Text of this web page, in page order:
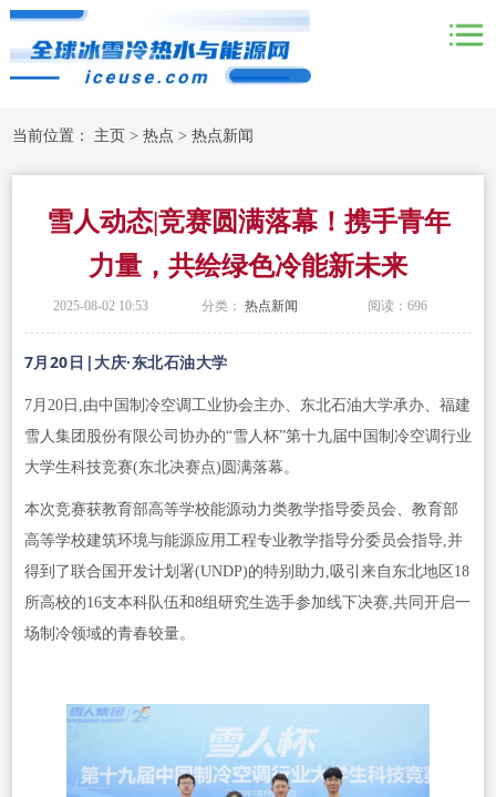
当前位置： 主页 >热点 >热点新闻
雪人动态|竞赛圆满落幕！携手青年
力量，共绘绿色冷能新未来
2025-08-02 10:53 分类：热点新闻 阅读：696
7月20日|大庆·东北石油大学
7月20日,由中国制冷空调工业协会主办、东北石油大学承办、福建
雪人集团股份有限公司协办的“雪人杯”第十九届中国制冷空调行业
大学生科技竞赛(东北决赛点)圆满落幕。
本次竞赛获教育部高等学校能源动力类教学指导委员会、教育部
高等学校建筑环境与能源应用工程专业教学指导分委员会指导,并
得到了联合国开发计划署(UNDP)的特别助力,吸引来自东北地区18
所高校的16支本科队伍和8组研究生选手参加线下决赛,共同开启一
场制冷领域的青春较量。